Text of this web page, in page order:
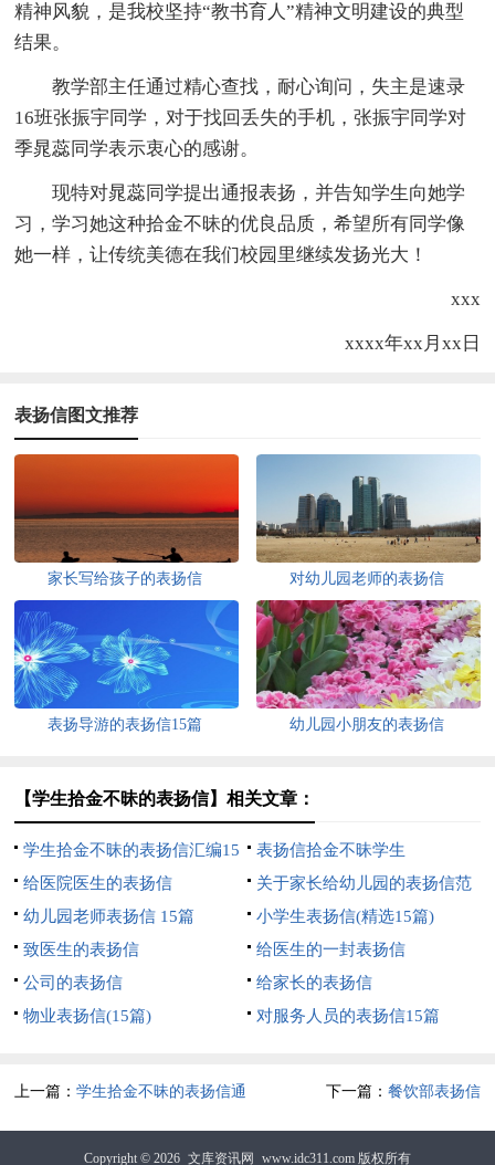
精神风貌，是我校坚持“教书育人”精神文明建设的典型
结果。
教学部主任通过精心查找，耐心询问，失主是速录
16班张振宇同学，对于找回丢失的手机，张振宇同学对
季晁蕊同学表示衷心的感谢。
现特对晁蕊同学提出通报表扬，并告知学生向她学
习，学习她这种拾金不昧的优良品质，希望所有同学像
她一样，让传统美德在我们校园里继续发扬光大！
xxx
xxxx年xx月xx日
表扬信图文推荐
家长写给孩子的表扬信 对幼儿园老师的表扬信
表扬导游的表扬信15篇 幼儿园小朋友的表扬信
【学生拾金不昧的表扬信】相关文章：
学生拾金不昧的表扬信汇编15
篇
表扬信拾金不昧学生
给医院医生的表扬信
关于家长给幼儿园的表扬信范
文
幼儿园老师表扬信 15篇
小学生表扬信(精选15篇)
致医生的表扬信
给医生的一封表扬信
公司的表扬信
给家长的表扬信
物业表扬信(15篇)
对服务人员的表扬信15篇
上一篇：学生拾金不昧的表扬信通
用15篇
下一篇： 餐饮部表扬信
Copyright © 2026 文库资讯网 www.idc311.com 版权所有